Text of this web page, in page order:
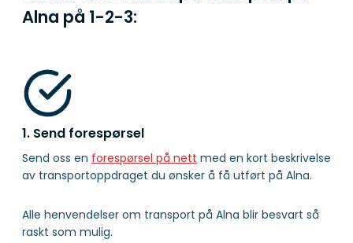
Alna på 1-2-3:
1. Send forespørsel
Send oss en forespørsel på nett med en kort beskrivelse
av transportoppdraget du ønsker å få utført på Alna.
Alle henvendelser om transport på Alna blir besvart så
raskt som mulig.